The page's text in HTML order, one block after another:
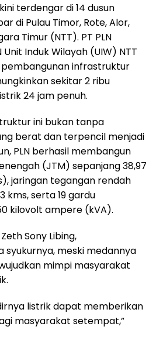
terdengar di 14 dusun
di Pulau Timor, Rote, Alor,
Timur (NTT). PT PLN
Induk Wilayah (UIW) NTT
infrastruktur
sekitar 2 ribu
24 jam penuh.
ini bukan tanpa
berat dan terpencil menjadi
PLN berhasil membangun
(JTM) sepanjang 38,97
jaringan tegangan rendah
kms, serta 19 gardu
kilovolt ampere (kVA).
Sony Libing,
syukurnya, meski medannya
mimpi masyarakat
listrik dapat memberikan
masyarakat setempat,”